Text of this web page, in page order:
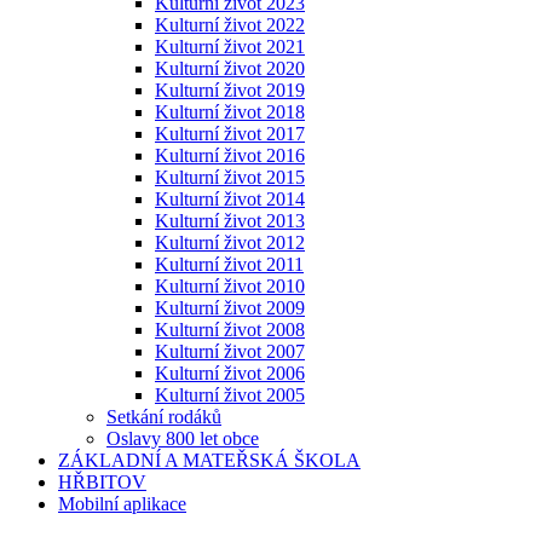
Kulturní život 2022
Kulturní život 2021
Kulturní život 2020
Kulturní život 2019
Kulturní život 2018
Kulturní život 2017
Kulturní život 2016
Kulturní život 2015
Kulturní život 2014
Kulturní život 2013
Kulturní život 2012
Kulturní život 2011
Kulturní život 2010
Kulturní život 2009
Kulturní život 2008
Kulturní život 2007
Kulturní život 2006
Kulturní život 2005
Setkání rodáků
Oslavy 800 let obce
ZÁKLADNÍ A MATEŘSKÁ ŠKOLA
HŘBITOV
Mobilní aplikace